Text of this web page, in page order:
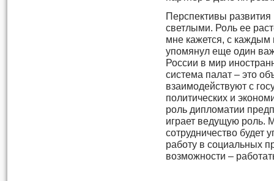
Перспективы
светлыми. Роль ее
мне кажется, с
упомянул еще один
России в мир
система палат – это
взаимодействуют с
политических и
роль дипломатии
играет ведущую роль.
сотрудничество будет
работу в социальных
возможности –